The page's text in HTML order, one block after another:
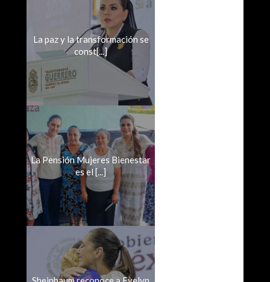
La paz y la transformación se
const[...]
La Pensión Mujeres Bienestar
es el [...]